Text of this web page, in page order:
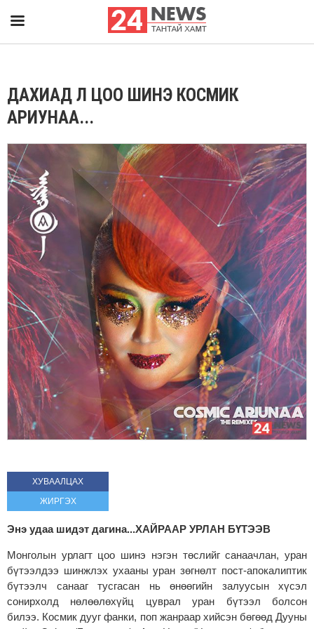
ДАХИАД Л ЦОО ШИНЭ КОСМИК
АРИУНАА...
ХУВААЛЦАХ
ЖИРГЭХ
Энэ удаа шидэт дагина...ХАЙРААР УРЛАН БҮТЭЭВ
Монголын урлагт цоо шинэ нэгэн төслийг санаачлан, уран
бүтээлдээ шинжлэх ухааны уран зөгнөлт пост-апокалиптик
бүтээлч санааг тусгасан нь өнөөгийн залуусын хүсэл
сонирхолд нөлөөлөхүйц цуврал уран бүтээл болсон
билээ. Космик дууг фанки, поп жанраар хийсэн бөгөөд Дууны